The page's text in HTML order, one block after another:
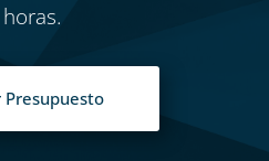
Presupuesto